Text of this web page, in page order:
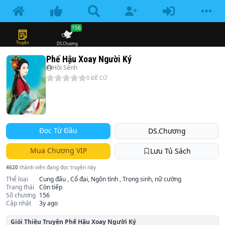
Truyện DS.Chương
156
Phế Hậu Xoay Người Ký
Hồi Sênh
0 ĐỀ CỬ
Đọc Từ Đầu DS.Chương
Mua Chương VIP Lưu Tủ Sách
4620 thành viên đang đọc truyện này
Thể loại
Cung đấu , Cổ đại, Ngôn tình , Trọng sinh, nữ cường
Trạng thái
Còn tiếp
Số chương 156
Cập nhật
3y ago
Giói Thiệu Truyện Phế Hậu Xoay Người Ký